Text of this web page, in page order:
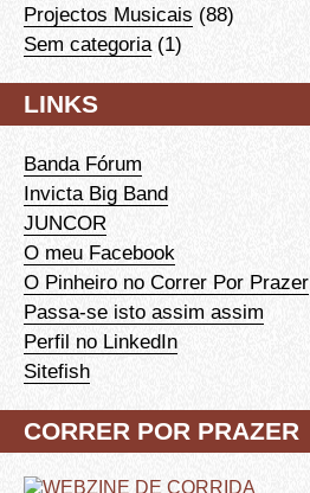
Projectos Musicais (88)
Sem categoria (1)
LINKS
Banda Fórum
Invicta Big Band
JUNCOR
O meu Facebook
O Pinheiro no Correr Por Prazer
Passa-se isto assim assim
Perfil no LinkedIn
Sitefish
CORRER POR PRAZER